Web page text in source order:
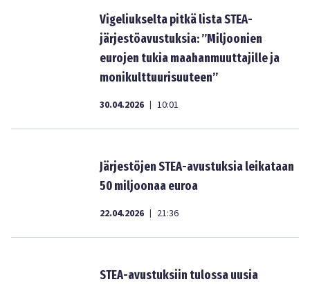
Vigeliukselta pitkä lista STEA-
järjestöavustuksia: ”Miljoonien
eurojen tukia maahanmuuttajille ja
monikulttuurisuuteen”
30.04.2026 | 10:01
Järjestöjen STEA-avustuksia leikataan
50 miljoonaa euroa
22.04.2026 | 21:36
STEA-avustuksiin tulossa uusia